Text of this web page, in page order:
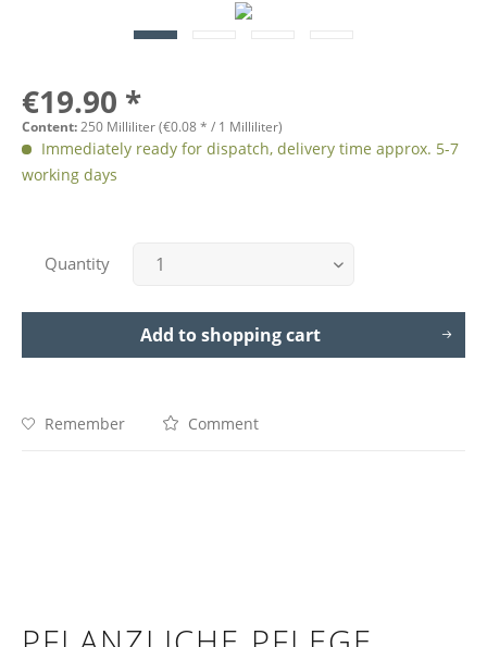
€19.90 *
Content:250 Milliliter (€0.08* / 1 Milliliter)
Immediately ready for dispatch, delivery time approx. 5-7
working days
Quantity
Add toshopping cart
Remember Comment